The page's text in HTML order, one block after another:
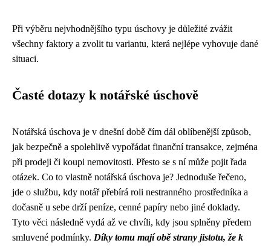
Při výběru nejvhodnějšího typu úschovy je důležité zvážit
všechny faktory a zvolit tu variantu, která nejlépe vyhovuje dané
situaci.
Časté dotazy k notářské úschově
Notářská úschova je v dnešní době čím dál oblíbenější způsob,
jak bezpečně a spolehlivě vypořádat finanční transakce, zejména
při prodeji či koupi nemovitosti. Přesto se s ní může pojit řada
otázek. Co to vlastně notářská úschova je? Jednoduše řečeno,
jde o službu, kdy notář přebírá roli nestranného prostředníka a
dočasně u sebe drží peníze, cenné papíry nebo jiné doklady.
Tyto věci následně vydá až ve chvíli, kdy jsou splněny předem
smluvené podmínky. Díky tomu mají obě strany jistotu, že k